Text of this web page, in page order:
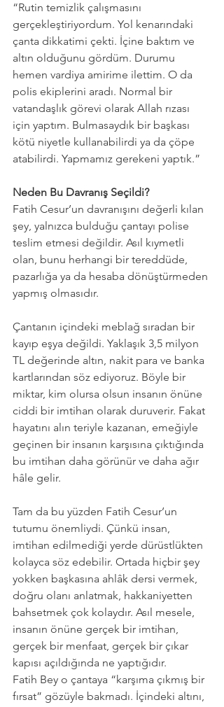
“Rutin temizlik çalışmasını
gerçekleştiriyordum. Yol kenarındaki
çanta dikkatimi çekti. İçine baktım ve
altın olduğunu gördüm. Durumu
hemen vardiya amirime ilettim. O da
polis ekiplerini aradı. Normal bir
vatandaşlık görevi olarak Allah rızası
için yaptım. Bulmasaydık bir başkası
kötü niyetle kullanabilirdi ya da çöpe
atabilirdi. Yapmamız gerekeni yaptık.”
Neden Bu Davranış Seçildi?
Fatih Cesur’un davranışını değerli kılan
şey, yalnızca bulduğu çantayı polise
teslim etmesi değildir. Asıl kıymetli
olan, bunu herhangi bir tereddüde,
pazarlığa ya da hesaba dönüştürmeden
yapmış olmasıdır.
Çantanın içindeki meblağ sıradan bir
kayıp eşya değildi. Yaklaşık 3,5 milyon
TL değerinde altın, nakit para ve banka
kartlarından söz ediyoruz. Böyle bir
miktar, kim olursa olsun insanın önüne
ciddi bir imtihan olarak duruverir. Fakat
hayatını alın teriyle kazanan, emeğiyle
geçinen bir insanın karşısına çıktığında
bu imtihan daha görünür ve daha ağır
hâle gelir.
Tam da bu yüzden Fatih Cesur’un
tutumu önemliydi. Çünkü insan,
imtihan edilmediği yerde dürüstlükten
kolayca söz edebilir. Ortada hiçbir şey
yokken başkasına ahlâk dersi vermek,
doğru olanı anlatmak, hakkaniyetten
bahsetmek çok kolaydır. Asıl mesele,
insanın önüne gerçek bir imtihan,
gerçek bir menfaat, gerçek bir çıkar
kapısı açıldığında ne yaptığıdır.
Fatih Bey o çantaya “karşıma çıkmış bir
fırsat” gözüyle bakmadı. İçindeki altını,